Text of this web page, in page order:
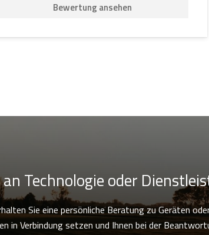
Bewertung ansehen
Technologie oder
Sie eine persönliche Beratung zu Geräten
in Verbindung setzen und Ihnen bei der